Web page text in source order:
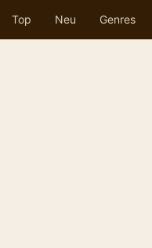
Top Neu Genres